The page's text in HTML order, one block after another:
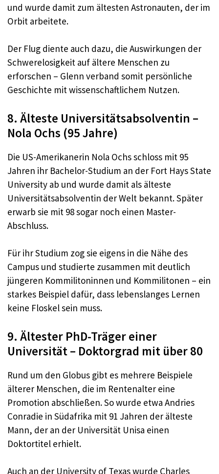
und wurde damit zum ältesten Astronauten, der im
Orbit arbeitete.
Der Flug diente auch dazu, die Auswirkungen der
Schwerelosigkeit auf ältere Menschen zu
erforschen – Glenn verband somit persönliche
Geschichte mit wissenschaftlichem Nutzen.
8. Älteste Universitätsabsolventin –
Nola Ochs (95 Jahre)
Die US-Amerikanerin Nola Ochs schloss mit 95
Jahren ihr Bachelor-Studium an der Fort Hays State
University ab und wurde damit als älteste
Universitätsabsolventin der Welt bekannt. Später
erwarb sie mit 98 sogar noch einen Master-
Abschluss.
Für ihr Studium zog sie eigens in die Nähe des
Campus und studierte zusammen mit deutlich
jüngeren Kommilitoninnen und Kommilitonen – ein
starkes Beispiel dafür, dass lebenslanges Lernen
keine Floskel sein muss.​
9. Ältester PhD-Träger einer
Universität – Doktorgrad mit über 80
Rund um den Globus gibt es mehrere Beispiele
älterer Menschen, die im Rentenalter eine
Promotion abschließen. So wurde etwa Andries
Conradie in Südafrika mit 91 Jahren der älteste
Mann, der an der Universität Unisa einen
Doktortitel erhielt.
Auch an der University of Texas wurde Charles